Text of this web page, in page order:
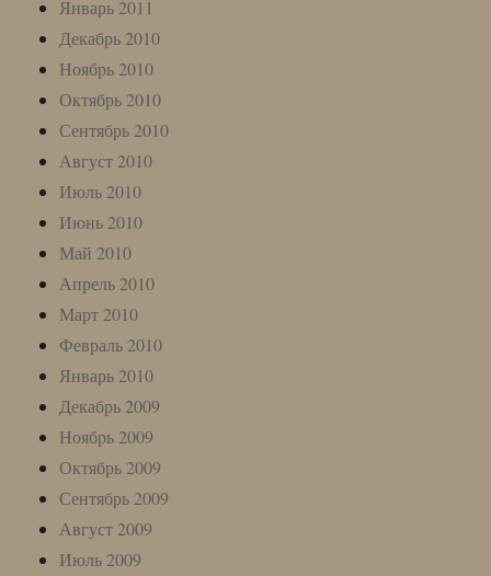
Январь 2011
Декабрь 2010
Ноябрь 2010
Октябрь 2010
Сентябрь 2010
Август 2010
Июль 2010
Июнь 2010
Май 2010
Апрель 2010
Март 2010
Февраль 2010
Январь 2010
Декабрь 2009
Ноябрь 2009
Октябрь 2009
Сентябрь 2009
Август 2009
Июль 2009